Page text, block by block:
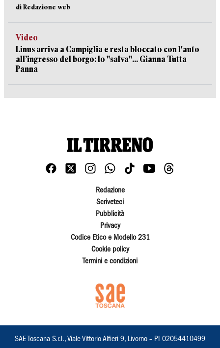
di Redazione web
Video
Linus arriva a Campiglia e resta bloccato con l'auto
all’ingresso del borgo: lo "salva"... Gianna Tutta
Panna
Redazione
Scriveteci
Pubblicità
Privacy
Codice Etico e Modello 231
Cookie policy
Termini e condizioni
SAE Toscana S.r.l., Viale Vittorio Alfieri 9, Livorno – PI 02054410499